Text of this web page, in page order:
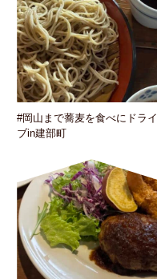
#岡山まで蕎麦を食べにドライ
ブin建部町